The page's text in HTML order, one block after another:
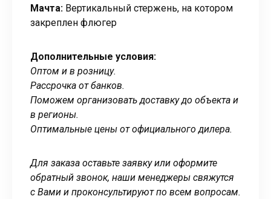
Мачта: Вертикальный стержень, на котором
закреплен флюгер
Дополнительные условия:
Оптом и в розницу.
Рассрочка от банков.
Поможем организовать доставку до объекта и
в регионы.
Оптимальные цены от официального дилера.
Для заказа оставьте заявку или оформите
обратный звонок, наши менеджеры свяжутся
с Вами и проконсультируют по всем вопросам.